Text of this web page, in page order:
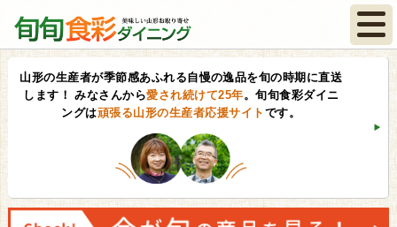
山形の生産者が季節感あふれる自慢の逸品を旬の時期に直送
します！ みなさんから愛され続けて25年。旬旬食彩ダイニ
ングは頑張る山形の生産者応援サイト です。